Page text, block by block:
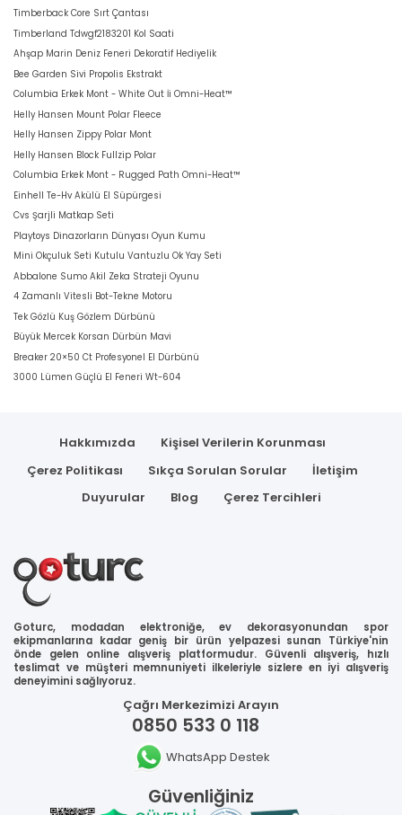
Timberback Core Sırt Çantası
Timberland Tdwgf2183201 Kol Saati
Ahşap Marin Deniz Feneri Dekoratif Hediyelik
Bee Garden Sivi Propolis Ekstrakt
Columbia Erkek Mont - White Out İi Omni-Heat™
Helly Hansen Mount Polar Fleece
Helly Hansen Zippy Polar Mont
Helly Hansen Block Fullzip Polar
Columbia Erkek Mont - Rugged Path Omni-Heat™
Einhell Te-Hv Akülü El Süpürgesi
Cvs Şarjli Matkap Seti
Playtoys Dinazorların Dünyası Oyun Kumu
Mini Okçuluk Seti Kutulu Vantuzlu Ok Yay Seti
Abbalone Sumo Akil Zeka Strateji Oyunu
4 Zamanlı Vitesli Bot-Tekne Motoru
Tek Gözlü Kuş Gözlem Dürbünü
Büyük Mercek Korsan Dürbün Mavi
Breaker 20×50 Ct Profesyonel El Dürbünü
3000 Lümen Güçlü El Feneri Wt-604
Hakkımızda
Kişisel Verilerin Korunması
Çerez Politikası
Sıkça Sorulan Sorular
İletişim
Duyurular
Blog Çerez Tercihleri
Goturc, modadan elektroniğe, ev dekorasyonundan spor
ekipmanlarına kadar geniş bir ürün yelpazesi sunan Türkiye'nin
önde gelen online alışveriş platformudur. Güvenli alışveriş, hızlı
teslimat ve müşteri memnuniyeti ilkeleriyle sizlere en iyi alışveriş
deneyimini sağlıyoruz.
Çağrı Merkezimizi Arayın
0850 533 0 118
WhatsApp Destek
Güvenliğiniz